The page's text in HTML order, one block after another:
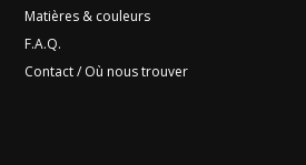
Matières & couleurs
F.A.Q.
Contact / Où nous trouver